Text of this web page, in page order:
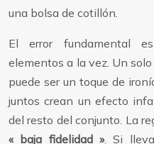
una bolsa de cotillón.
El error fundamental
elementos a la vez. Un
puede ser un toque de
juntos crean un efecto
del resto del conjunto. La
« baja fidelidad ». Si